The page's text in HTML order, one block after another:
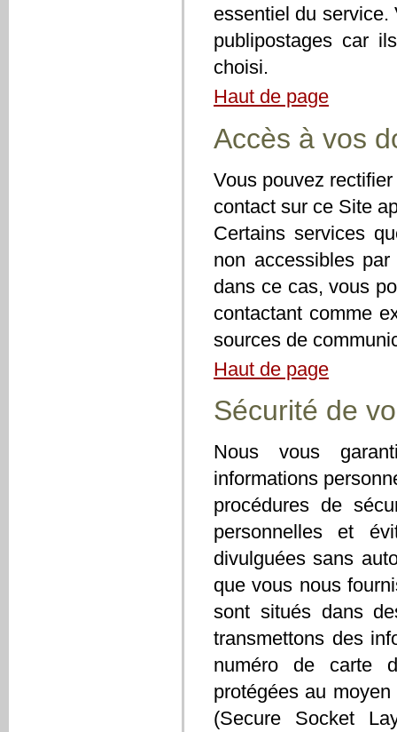
essentiel du
publipostages car
choisi.
Haut de page
Accès à vos
Vous pouvez
contact sur ce Site
Certains services
non accessibles
dans ce cas, vous
contactant comme
sources de
Haut de page
Sécurité de
Nous vous
informations
procédures de
personnelles et
divulguées sans
que vous nous
sont situés dans
transmettons des
numéro de carte
protégées au
(Secure Socket